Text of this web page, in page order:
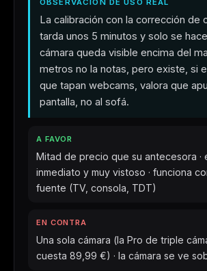
OBSERVACIÓN DE USO REAL
La calibración con la corrección de
tarda unos 5 minutos y solo se
cámara queda visible encima del
metros no la notas, pero existe, si
que tapan webcams, valora que
pantalla, no al sofá.
A FAVOR
Mitad de precio que su antecesora ·
inmediato y muy vistoso · funciona
fuente (TV, consola, TDT)
EN CONTRA
Una sola cámara (la Pro de triple
cuesta 89,99 €) · la cámara se ve